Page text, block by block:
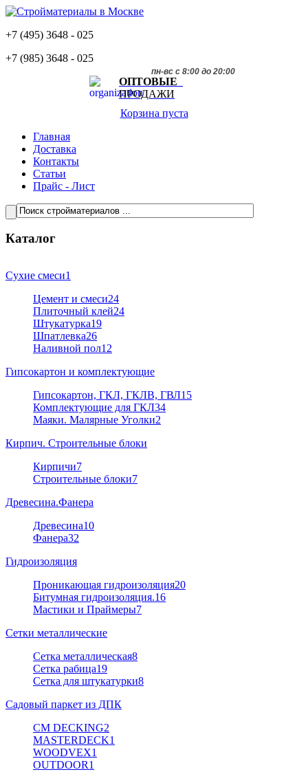
+7 (495) 3648 - 025
+7 (985) 3648 - 025
пн-вс с 8:00 до 20:00
ОПТОВЫЕ
ПРОДАЖИ
Корзина пуста
Главная
Доставка
Контакты
Статьи
Прайс - Лист
Каталог
Сухие смеси1
Цемент и смеси24
Плиточный клей24
Штукатурка19
Шпатлевка26
Наливной пол12
Гипсокартон и комплектующие
Гипсокартон, ГКЛ, ГКЛВ, ГВЛ15
Комплектующие для ГКЛ34
Маяки. Малярные Уголки2
Кирпич. Строительные блоки
Кирпичи7
Строительные блоки7
Древесина.Фанера
Древесина10
Фанера32
Гидроизоляция
Проникающая гидроизоляция20
Битумная гидроизоляция.16
Мастики и Праймеры7
Сетки металлические
Сетка металлическая8
Сетка рабица19
Сетка для штукатурки8
Садовый паркет из ДПК
CM DECKING2
MASTERDECK1
WOODVEX1
OUTDOOR1